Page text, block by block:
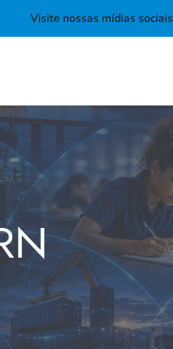
Visite nossas mídias sociais